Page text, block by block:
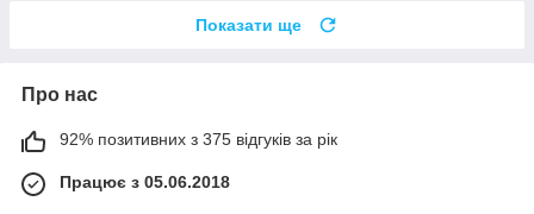
Показати ще
Про нас
92% позитивних з 375 відгуків за рік
Працює з 05.06.2018